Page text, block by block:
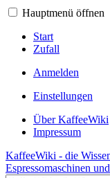
Hauptmenü öffnen
Start
Zufall
Anmelden
Einstellungen
Über KaffeeWiki
Impressum
KaffeeWiki - die
Espressomaschinen